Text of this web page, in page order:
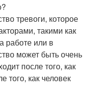
тревоги, которое
такими как
работе или в
может быть очень
после того, как
того, как человек